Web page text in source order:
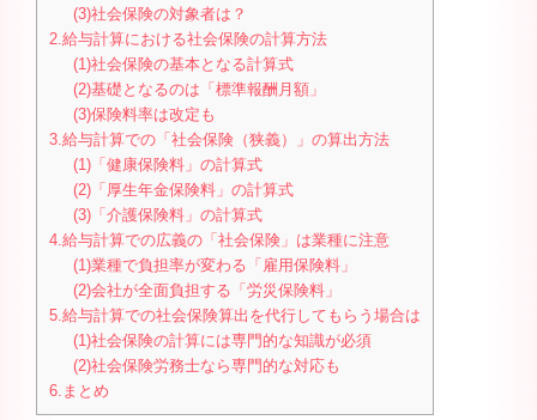
(3)社会保険の対象者は？
2.給与計算における社会保険の計算方法
(1)社会保険の基本となる計算式
(2)基礎となるのは「標準報酬月額」
(3)保険料率は改定も
3.給与計算での「社会保険（狭義）」の算出方法
(1)「健康保険料」の計算式
(2)「厚生年金保険料」の計算式
(3)「介護保険料」の計算式
4.給与計算での広義の「社会保険」は業種に注意
(1)業種で負担率が変わる「雇用保険料」
(2)会社が全面負担する「労災保険料」
5.給与計算での社会保険算出を代行してもらう場合は
(1)社会保険の計算には専門的な知識が必須
(2)社会保険労務士なら専門的な対応も
6.まとめ